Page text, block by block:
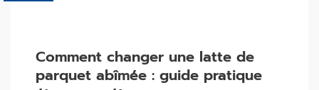
Comment changer une latte de
parquet abîmée : guide pratique